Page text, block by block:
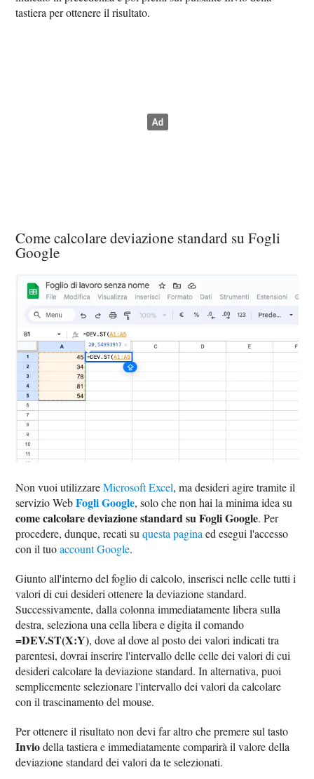
tastiera per ottenere il risultato.
Come calcolare deviazione standard su Fogli
Google
Non vuoi utilizzareMicrosoft Excel, ma desideri agire tramite il
servizio WebFogli Google, solo che non hai la minima idea su
come calcolare deviazione standard su Fogli Google. Per
procedere, dunque, recati suquesta pagina ed esegui l'accesso
con il tuoaccount Google.
Giunto all'interno del foglio di calcolo, inserisci nelle celle tutti i
valori di cui desideri ottenere la deviazione standard.
Successivamente, dalla colonna immediatamente libera sulla
destra, seleziona una cella libera e digita il comando
=DEV.ST(X:Y), dove al dove al posto dei valori indicati tra
parentesi, dovrai inserire l'intervallo delle celle dei valori di cui
desideri calcolare la deviazione standard. In alternativa, puoi
semplicemente selezionare l'intervallo dei valori da calcolare
con il trascinamento del mouse.
Per ottenere il risultato non devi far altro che premere sul tasto
Inviodella tastiera e immediatamente comparirà il valore della
deviazione standard dei valori da te selezionati.